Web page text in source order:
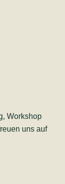
Workshop
uns auf